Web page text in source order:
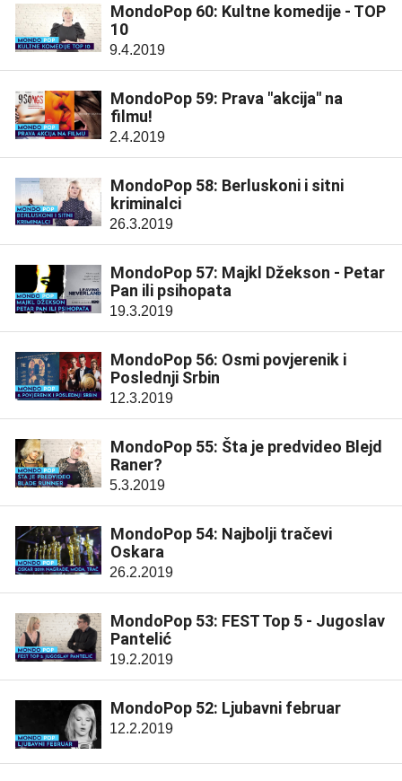
MondoPop 60: Kultne komedije - TOP
10
9.4.2019
MondoPop 59: Prava "akcija" na
filmu!
2.4.2019
MondoPop 58: Berluskoni i sitni
kriminalci
26.3.2019
MondoPop 57: Majkl Džekson - Petar
Pan ili psihopata
19.3.2019
MondoPop 56: Osmi povjerenik i
Poslednji Srbin
12.3.2019
MondoPop 55: Šta je predvideo Blejd
Raner?
5.3.2019
MondoPop 54: Najbolji tračevi
Oskara
26.2.2019
MondoPop 53: FEST Top 5 - Jugoslav
Pantelić
19.2.2019
MondoPop 52: Ljubavni februar
12.2.2019